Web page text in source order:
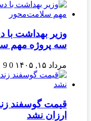
وزیر بهداشت با
سه پروژه مهم
مرداد ۱۵, ۱۴۰۵ 0
9
ارزان نشد